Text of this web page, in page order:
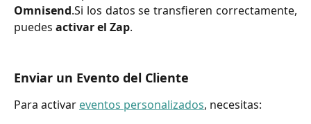
Omnisend.Si los datos se transfieren correctamente,
puedes activar el Zap.
Enviar un Evento del Cliente
Para activar eventos personalizados, necesitas: